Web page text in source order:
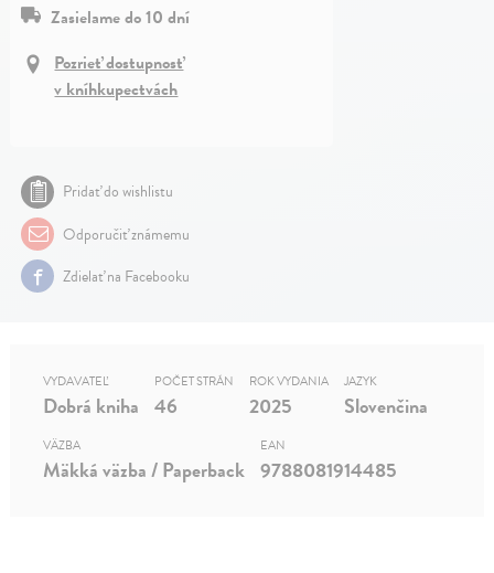
Zasielame do 10 dní
Pozrieť dostupnosť
v kníhkupectvách
Pridať do wishlistu
Odporučiť známemu
Zdielať na Facebooku
VYDAVATEĽ
Dobrá kniha
POČET STRÁN
46
ROK VYDANIA
2025
JAZYK
Slovenčina
VÄZBA
Mäkká väzba / Paperback
EAN
9788081914485